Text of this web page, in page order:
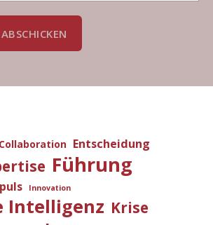
Collaboration Entscheidung
Führung
Innovation
Intelligenz Krise